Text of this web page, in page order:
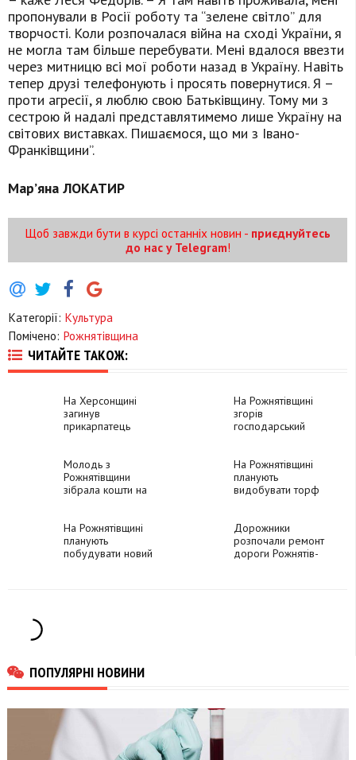
пропонували в Росії роботу та “зелене світло” для
творчості. Коли розпочалася війна на сході України, я
не могла там більше перебувати. Мені вдалося ввезти
через митницю всі мої роботи назад в Україну. Навіть
тепер друзі телефонують і просять повернутися. Я –
проти агресії, я люблю свою Батьківщину. Тому ми з
сестрою й надалі представлятимемо лише Україну на
світових виставках. Пишаємося, що ми з Івано-
Франківщини”.
Мар’яна ЛОКАТИР
Щоб завжди бути в курсі останніх новин - приєднуйтесь
до нас у Telegram!
Категорії: Культура
Помічено: Рожнятівщина
ЧИТАЙТЕ ТАКОЖ:
На Херсонщині
загинув
прикарпатець
безвісти зниклим
півтора року
На Рожнятівщині
згорів
господарський
Молодь з
Рожнятівщини
зібрала кошти на
На Рожнятівщині
планують
видобувати торф
На Рожнятівщині
планують
побудувати новий
Дорожники
розпочали ремонт
дороги Рожнятів-
ПОПУЛЯРНІ НОВИНИ